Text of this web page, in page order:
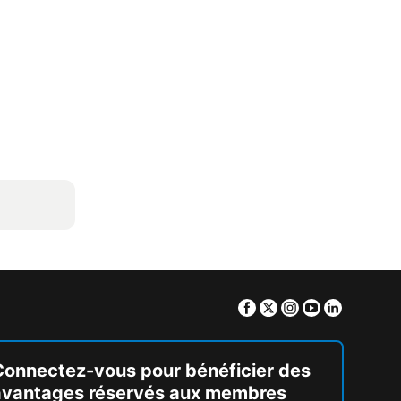
Facebook
TwitterInstagram
Youtube
vous pour bénéficier des
réservés aux membres